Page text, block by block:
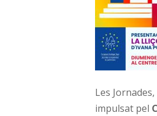
Les
impulsat pel